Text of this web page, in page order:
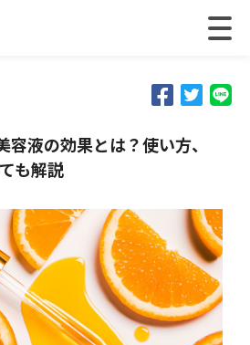
容液の効果とは？使い方、
も解説